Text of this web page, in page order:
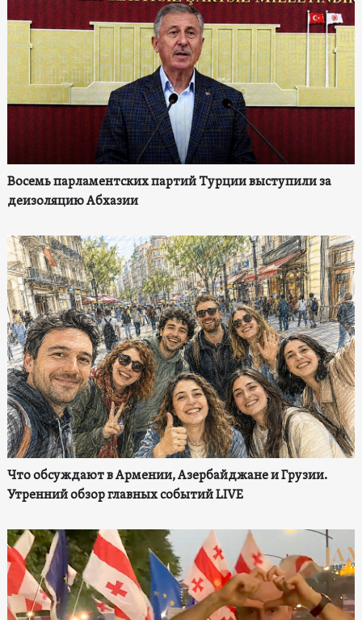
Восемь парламентских партий Турции выступили за
деизоляцию Абхазии
Что обсуждают в Армении, Азербайджане и Грузии.
Утренний обзор главных событий LIVE